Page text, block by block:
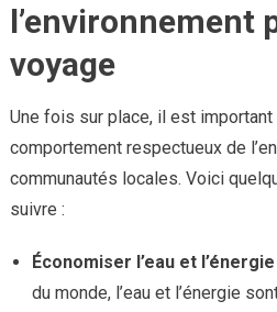
l’environnement
voyage
Une fois sur place, il est important
comportement respectueux de
communautés locales. Voici
suivre :
Économiser l’eau et l’énergie
du monde, l’eau et l’énergie